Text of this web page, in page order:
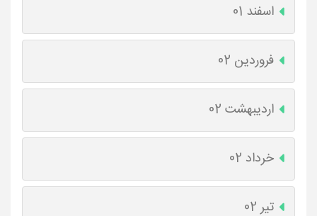
اسفند 01
فروردین 02
اردیبهشت 02
خرداد 02
تیر 02